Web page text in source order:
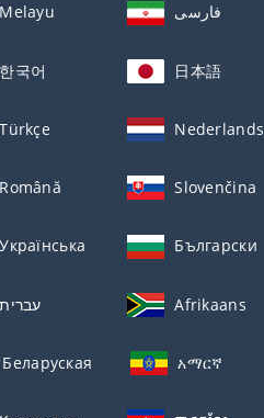
Melayu فارسی
한국어 日本語
Türkçe Nederlands
Română Slovenčina
Українська Български
עברית Afrikaans
Беларуская አማርኛ